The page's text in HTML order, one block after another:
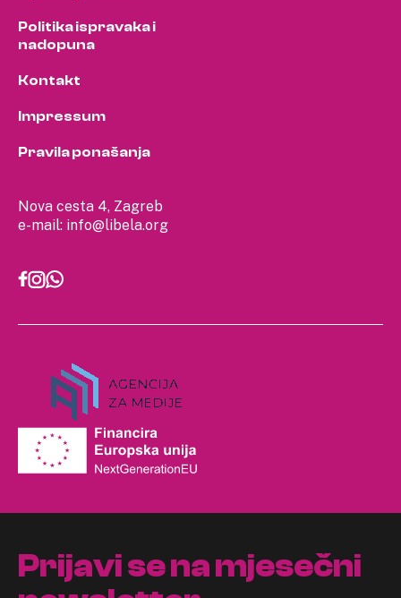
Nova cesta 4, Zagreb
e-mail: info@libela.org
Politika ispravaka i
nadopuna
Kontakt
Impressum
Pravila ponašanja
Prijavi se na mjesečni